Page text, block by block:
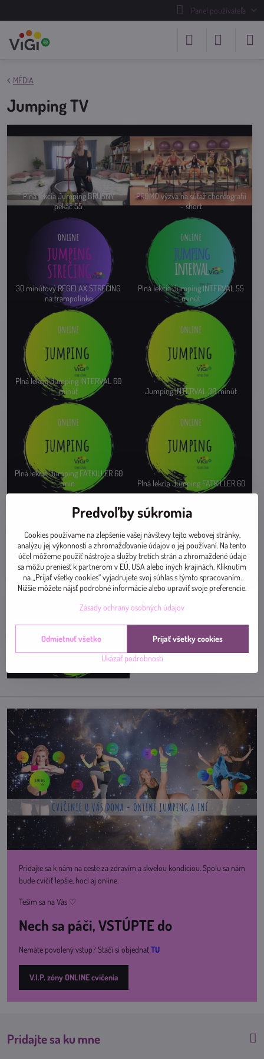
Panel používateľa
MÉDIA
Jumping TV
Plná lekcia Jumping BRUŠNÝ
pekáč 55
PROMO výzva na súťaž choreografii
- short
30 minútový REGELAX STREČING
na trampolínke
Plná lekcia Jumping INTERVAL 55
minút
Plná lekcia Jumping INTERVAL 60
minút
Jumping INTERVAL 30 minút
Plná lekcia Jumping FATKILLER 60
min
Plná lekcia Jumping FATKILLER 60
TaBATA - paže TABATA - brušné svaly
Pridajte sa k nám na ceste za zdravím a skvelou kondíciou. Spolu sa nám
bude cvičiť lepšie, hoci aj online.
Teším sa na Vás ♡
Nech sa páči, VSTÚPTE do
Nemáte povolený vstup? Stačí si objednaťTU
V.I.P. zóny ONLINE cvičenia
Pridajte sa ku mne
Predvoľby súkromia
Cookies používame na zlepšenie vašej návštevy tejto webovej stránky,
analýzu jej výkonnosti a zhromažďovanie údajov o jej používaní. Na tento
účel môžeme použiť nástroje a služby tretích strán a zhromaždené údaje
sa môžu preniesť k partnerom v EÚ, USA alebo iných krajinách. Kliknutím
na „Prijať všetky cookies“ vyjadrujete svoj súhlas s týmto spracovaním.
Nižšie môžete nájsť podrobné informácie alebo upraviť svoje preferencie.
Zásady ochrany osobných údajov
Ukázať podrobnosti
Prijať všetky cookies
Odmietnuť všetko